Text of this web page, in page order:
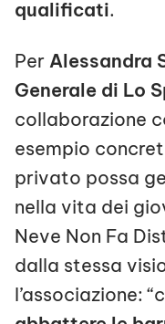
qualificati.
Per Alessandra
Generale di Lo
collaborazione
esempio
privato possa
nella vita dei
Neve Non Fa
dalla stessa
l’associazione: